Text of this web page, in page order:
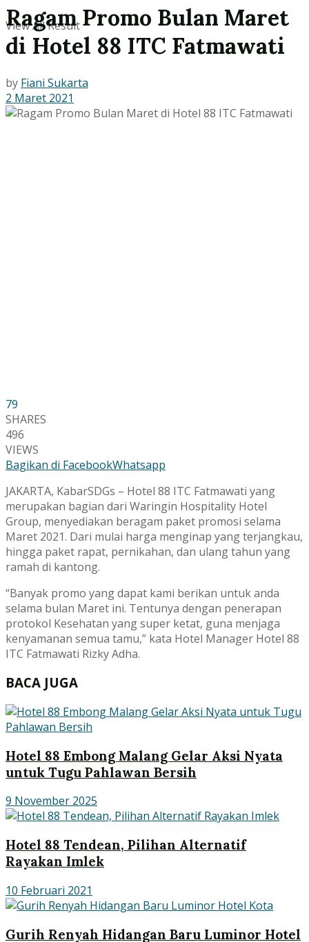
View All Result
Ragam Promo Bulan Maret
di Hotel 88 ITC Fatmawati
by Fiani Sukarta
2 Maret 2021
79
SHARES
496
VIEWS
Bagikan di FacebookWhatsapp
JAKARTA, KabarSDGs – Hotel 88 ITC Fatmawati yang
merupakan bagian dari Waringin Hospitality Hotel
Group, menyediakan beragam paket promosi selama
Maret 2021. Dari mulai harga menginap yang terjangkau,
hingga paket rapat, pernikahan, dan ulang tahun yang
ramah di kantong.
“Banyak promo yang dapat kami berikan untuk anda
selama bulan Maret ini. Tentunya dengan penerapan
protokol Kesehatan yang super ketat, guna menjaga
kenyamanan semua tamu,” kata Hotel Manager Hotel 88
ITC Fatmawati Rizky Adha.
BACA JUGA
Hotel 88 Embong Malang Gelar Aksi Nyata
untuk Tugu Pahlawan Bersih
9 November 2025
Hotel 88 Tendean, Pilihan Alternatif
Rayakan Imlek
10 Februari 2021
Gurih Renyah Hidangan Baru Luminor Hotel